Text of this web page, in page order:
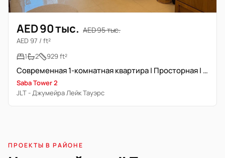
AED 90 тыс. AED 95 тыс.
AED 97 / ft²
1
2 929 ft²
Современная 1-комнатная квартира | Просторная | Рядом метро
Saba Tower 2
JLT - Джумейра Лейк Тауэрс
ПРОЕКТЫ В РАЙОНЕ